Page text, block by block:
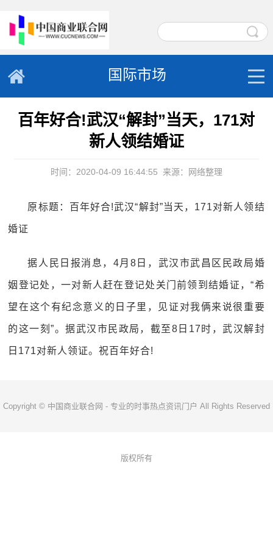
国际市场
百年好合!武汉“解封”当天，171对
新人领结婚证
时间：2020-04-09 16:44:55 来源：网络整理
原标题：百年好合!武汉“解封”当天，171对新人领结
婚证
据人民日报消息，4月8日，武汉市武昌区民政局婚
姻登记处，一对新人赶在登记处关门前领到结婚证，“希
望在这个有纪念意义的日子里，见证对我俩来说很重要
的这一刻”。据武汉市民政局，截至8日17时，武汉解封
日171对新人领证。祝百年好合!
Copyright © 中国商业联合网 - 专业的时事热点资讯门户 All Rights Reserved
版权所有